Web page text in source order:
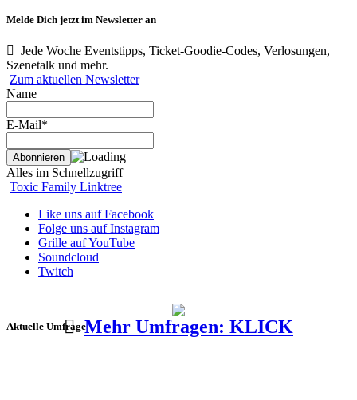
Melde Dich jetzt im Newsletter an
Jede Woche Eventstipps, Ticket-Goodie-Codes, Verlosungen,
Szenetalk und mehr.
Zum aktuellen Newsletter
Name
E-Mail*
Alles im Schnellzugriff
Toxic Family Linktree
Like uns auf Facebook
Folge uns auf Instagram
Grille auf YouTube
Soundcloud
Twitch
Aktuelle UmfrageMehr Umfragen: KLICK